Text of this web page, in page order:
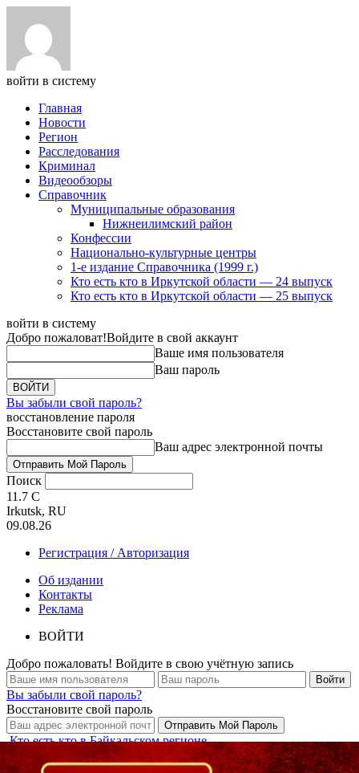
войти в систему
Главная
Новости
Регион
Расследования
Криминал
Видеообзоры
Справочник
Муниципальные образования
Нижнеилимский район
Конфессии
Национально-культурные центры
1-е издание Справочника (1999 г.)
Кто есть кто в Иркутской области — 24 выпуск
Кто есть кто в Иркутской области — 25 выпуск
войти в систему
Добро пожаловат!Войдите в свой аккаунт
Ваше имя пользователя
Ваш пароль
Вы забыли свой пароль?
восстановление пароля
Восстановите свой пароль
Ваш адрес электронной почты
Поиск
11.7 C
Irkutsk, RU
09.08.26
Регистрация / Авторизация
Об издании
Контакты
Реклама
ВОЙТИ
Добро пожаловать! Войдите в свою учётную запись
Вы забыли свой пароль?
Восстановите свой пароль
Кто есть кто в Байкальском регионе